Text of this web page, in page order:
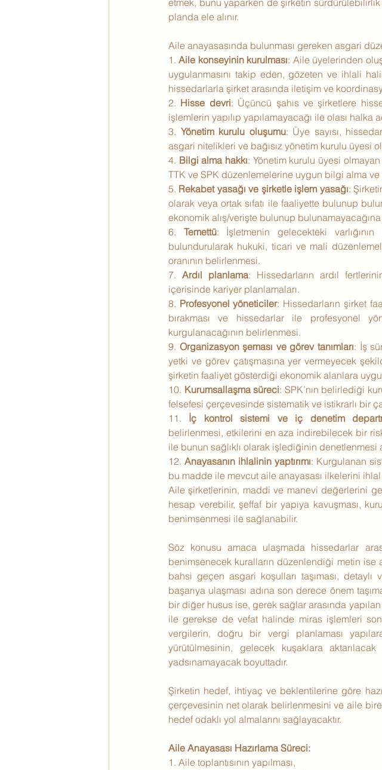
etmek, bunu yaparken de şirketin
planda ele alınır.
Aile anayasasında bulunması gereken asgari
1. Aile konseyinin kurulması: Aile üyelerinden
uygulanmasını takip eden, gözeten ve ihlali
hissedarlarla şirket arasında iletişim ve
2. Hisse devri: Üçüncü şahıs ve şirketlere
işlemlerin yapılıp yapılamayacağı ile olası halka
3. Yönetim kurulu oluşumu: Üye sayısı,
asgari nitelikleri ve bağısız yönetim kurulu üyesi
4. Bilgi alma hakkı: Yönetim kurulu üyesi
TTK ve SPK düzenlemelerine uygun bilgi alma ve
5. Rekabet yasağı ve şirketle işlem yasağı:
olarak veya ortak sıfatı ile faaliyette bulunup
ekonomik alış/verişte bulunup
6. Temettü: İşletmenin gelecekteki
bulundurularak hukuki, ticari ve mali
oranının belirlenmesi.
7. Ardıl planlama: Hissedarların ardıl
içerisinde kariyer planlamaları.
8. Profesyonel yöneticiler: Hissedarların şirket
bırakması ve hissedarlar ile profesyonel
kurgulanacağının belirlenmesi.
9. Organizasyon şeması ve görev tanımları: İş
yetki ve görev çatışmasına yer vermeyecek
şirketin faaliyet gösterdiği ekonomik alanlara
10. Kurumsallaşma süreci: SPK’nın belirlediği
felsefesi çerçevesinde sistematik ve istikrarlı bir
11. İç kontrol sistemi ve iç denetim
belirlenmesi, etkilerini en aza indirebilecek bir
ile bunun sağlıklı olarak işlediğinin
12. Anayasanın ihlalinin yaptırımı: Kurgulanan
bu madde ile mevcut aile anayasası ilkelerini
Aile şirketlerinin, maddi ve manevi değerlerini
hesap verebilir, şeffaf bir yapıya kavuşması,
benimsenmesi ile sağlanabilir.
Söz konusu amaca ulaşmada hissedarlar
benimsenecek kuralların düzenlendiği metin ise
bahsi geçen asgari koşulları taşıması, detaylı
başarıya ulaşması adına son derece önem
bir diğer husus ise, gerek sağlar arasında
ile gerekse de vefat halinde miras işlemleri
vergilerin, doğru bir vergi planlaması
yürütülmesinin, gelecek kuşaklara
yadsınamayacak boyuttadır.
Şirketin hedef, ihtiyaç ve beklentilerine göre
çerçevesinin net olarak belirlenmesini ve aile
hedef odaklı yol almalarını sağlayacaktır.
Aile Anayasası Hazırlama Süreci:
1. Aile toplantısının yapılması,